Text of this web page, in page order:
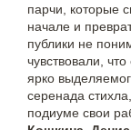
парчи, которые
начале и
публики не
чувствовали,
ярко
серенада
подиуме свои